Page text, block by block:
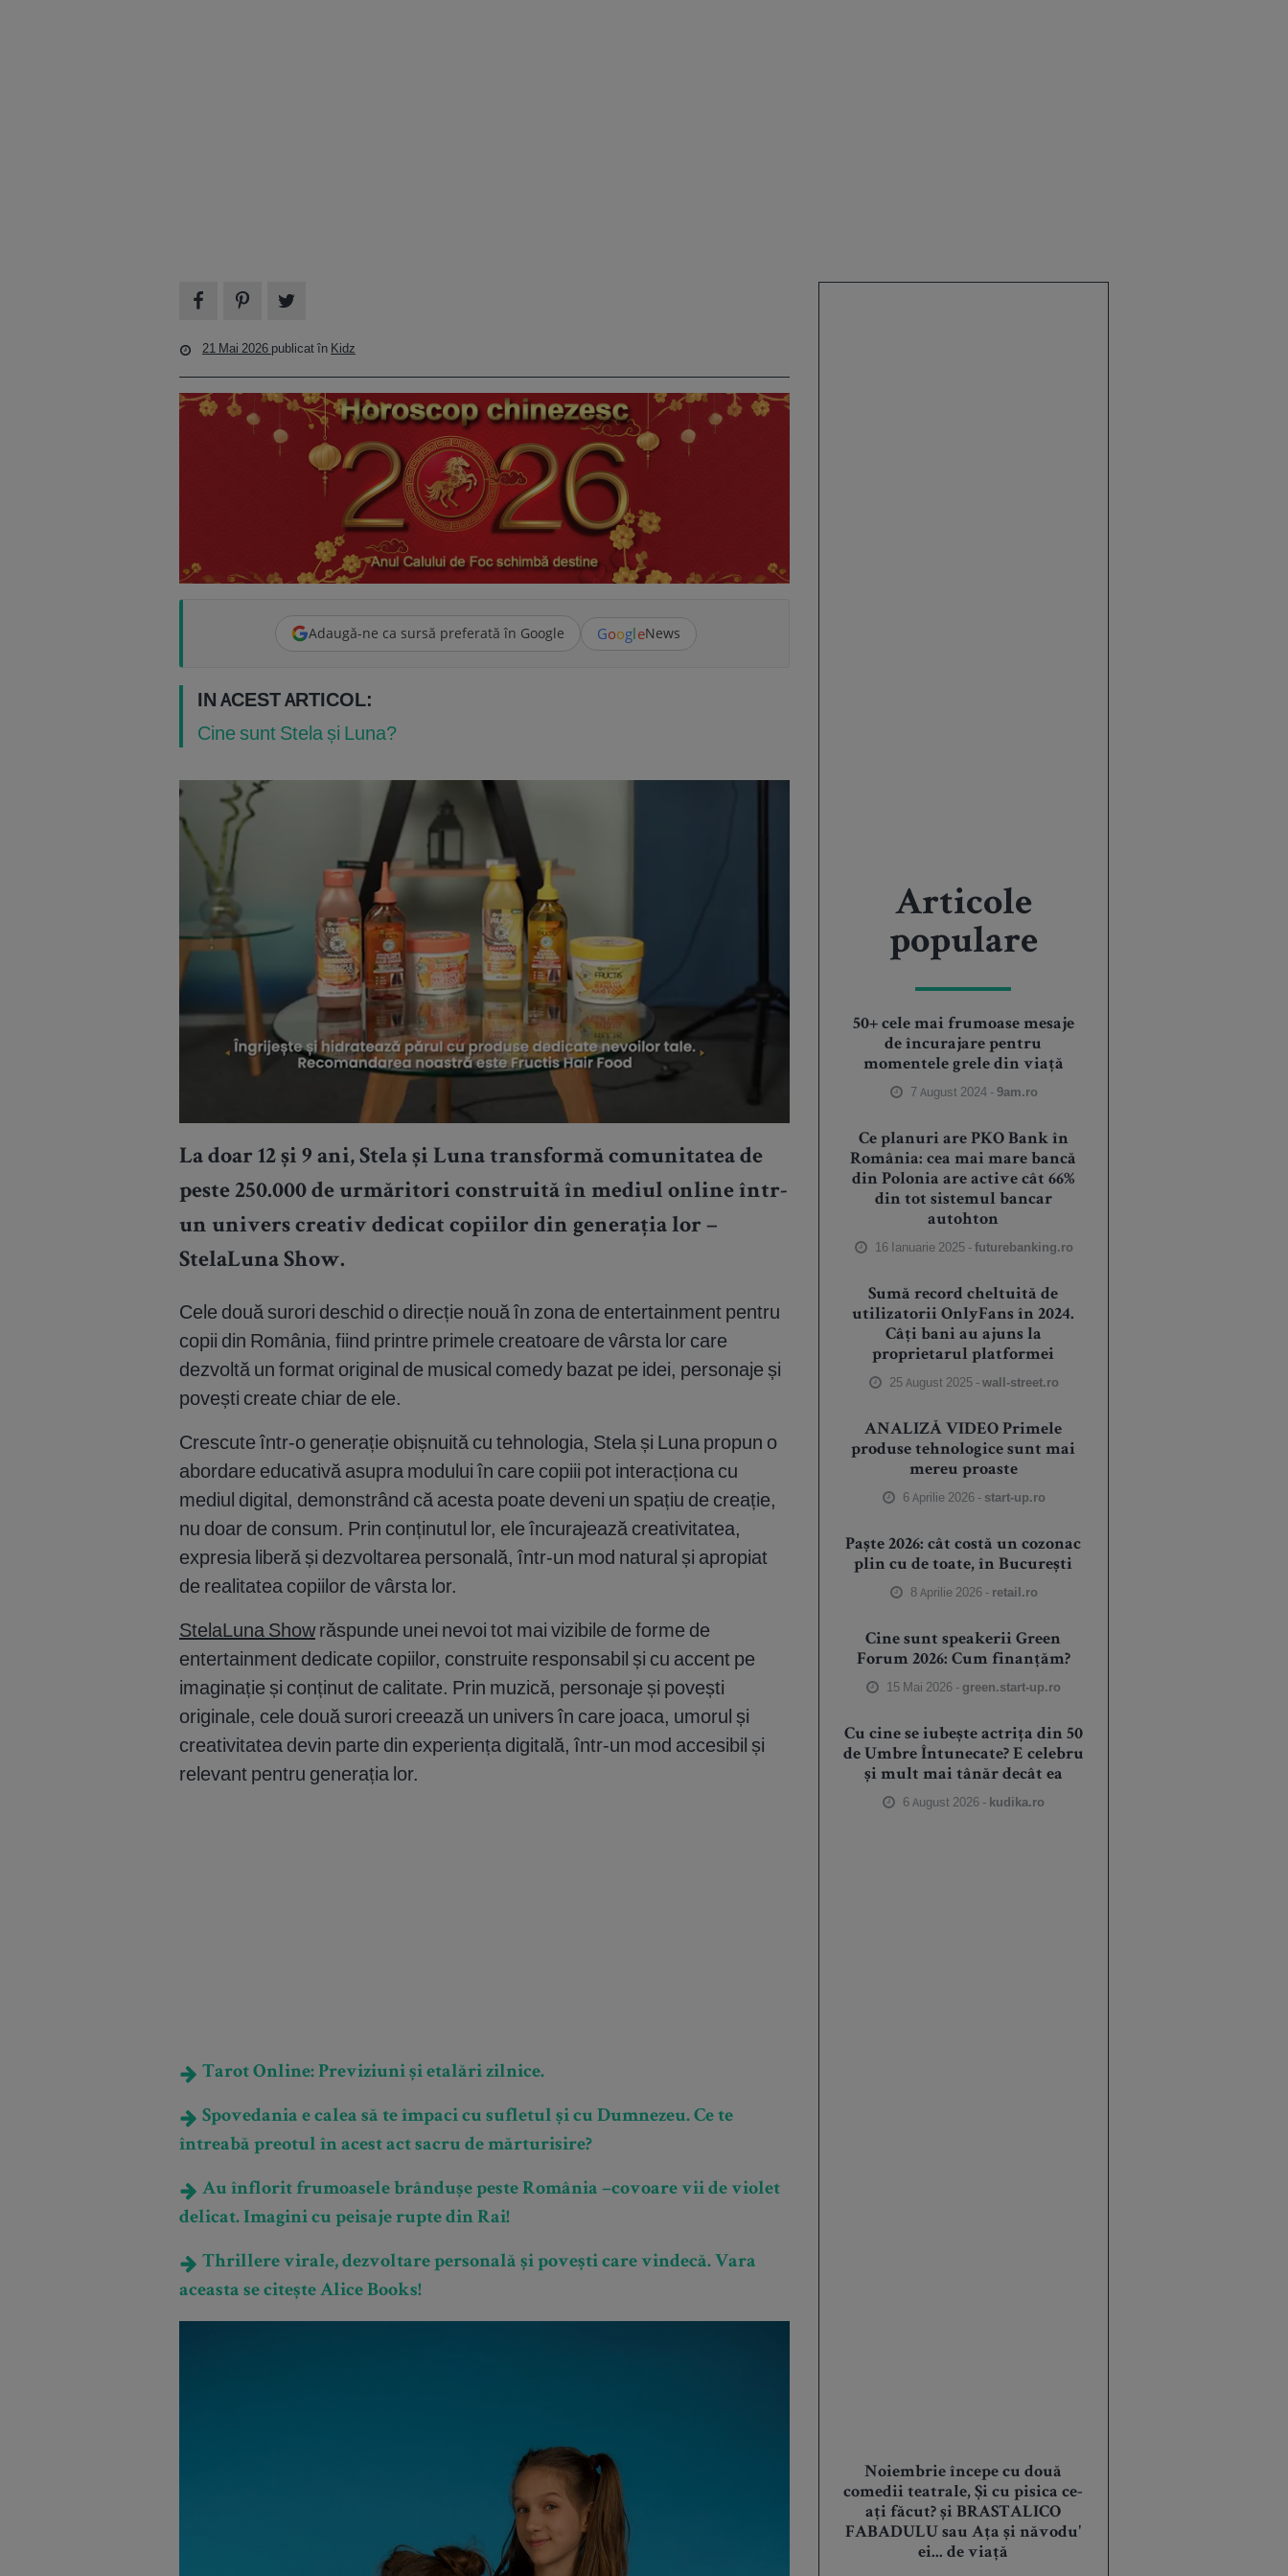
21 Mai 2026 publicat în Kidz
Adaugă-ne ca sursă preferată în Google GoogleNews
IN ACEST ARTICOL:
Cine sunt Stela și Luna?
La doar 12 și 9 ani, Stela și Luna transformă comunitatea de
peste 250.000 de urmăritori construită în mediul online într-
un univers creativ dedicat copiilor din generația lor –
StelaLuna Show.
Cele două surori deschid o direcție nouă în zona de entertainment pentru
copii din România, fiind printre primele creatoare de vârsta lor care
dezvoltă un format original de musical comedy bazat pe idei, personaje și
povești create chiar de ele.
Crescute într-o generație obișnuită cu tehnologia, Stela și Luna propun o
abordare educativă asupra modului în care copiii pot interacționa cu
mediul digital, demonstrând că acesta poate deveni un spațiu de creație,
nu doar de consum. Prin conținutul lor, ele încurajează creativitatea,
expresia liberă și dezvoltarea personală, într-un mod natural și apropiat
de realitatea copiilor de vârsta lor.
StelaLuna Showrăspunde unei nevoi tot mai vizibile de forme de
entertainment dedicate copiilor, construite responsabil și cu accent pe
imaginație și conținut de calitate. Prin muzică, personaje și povești
originale, cele două surori creează un univers în care joaca, umorul și
creativitatea devin parte din experiența digitală, într-un mod accesibil și
relevant pentru generația lor.
Tarot Online: Previziuni și etalări zilnice.
Spovedania e calea să te împaci cu sufletul și cu Dumnezeu. Ce te
întreabă preotul în acest act sacru de mărturisire?
Au înflorit frumoasele brândușe peste România –covoare vii de violet
delicat. Imagini cu peisaje rupte din Rai!
Thrillere virale, dezvoltare personală și povești care vindecă. Vara
aceasta se citește Alice Books!
Articole
populare
50+ cele mai frumoase mesaje
de încurajare pentru
momentele grele din viață
7 August 2024 -9am.ro
Ce planuri are PKO Bank în
România: cea mai mare bancă
din Polonia are active cât 66%
din tot sistemul bancar
autohton
16 Ianuarie 2025 -futurebanking.ro
Sumă record cheltuită de
utilizatorii OnlyFans în 2024.
Câți bani au ajuns la
proprietarul platformei
25 August 2025 -wall-street.ro
ANALIZĂ VIDEO Primele
produse tehnologice sunt mai
mereu proaste
6 Aprilie 2026 - start-up.ro
Paște 2026: cât costă un cozonac
plin cu de toate, în București
8 Aprilie 2026 - retail.ro
Cine sunt speakerii Green
Forum 2026: Cum finanțăm?
15 Mai 2026 - green.start-up.ro
Cu cine se iubește actrița din 50
de Umbre Întunecate? E celebru
și mult mai tânăr decât ea
6 August 2026 - kudika.ro
Noiembrie începe cu două
comedii teatrale, Și cu pisica ce-
ați făcut? și BRASTALICO
FABADULU sau Ața și năvodu'
ei... de viață